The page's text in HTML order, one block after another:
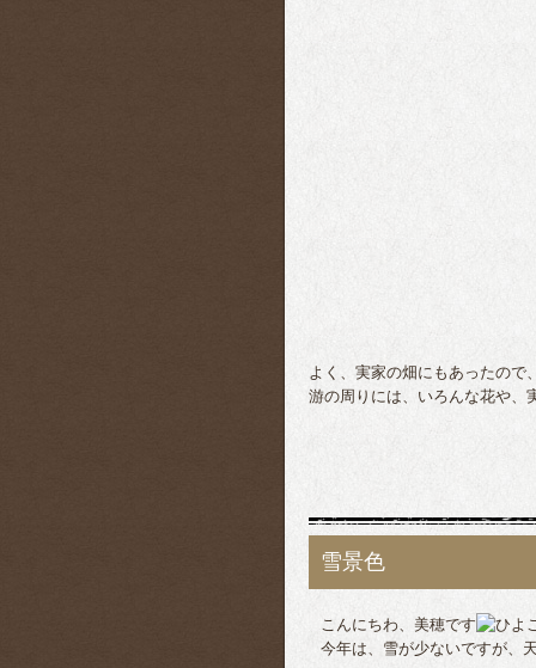
よく、実家の畑にもあったので
游の周りには、いろんな花や、
雪景色
こんにちわ、美穂です
今年は、雪が少ないですが、